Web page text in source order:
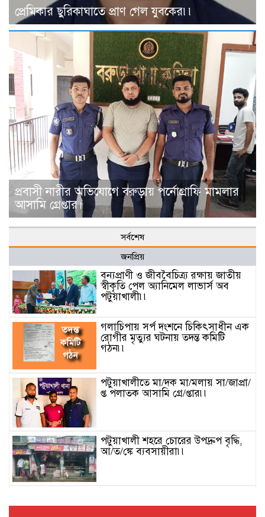
প্রেমিকার ছুরিকাঘাতে প্রাণ গেল যুবকের৷৷
প্রবাসী নারীর অভিযোগে বরুড়ায় পর্নোগ্রাফি মামলার
আসামি গ্রেপ্তার।
সর্বশেষ
জনপ্রিয়
বন্যপ্রাণী ও জীববৈচিত্র্য রক্ষায় জাতীয়
স্বীকৃতি পেল অ্যানিমেল লাভার্স অব
পটুয়াখালী৷৷
গলাচিপায় সর্প দংশনে চিকিৎসাধীন এক
রোগীর মৃত্যুর ঘটনায় তদন্ত কমিটি
গঠন৷৷
পটুয়াখালীতে মা/দক মা/মলায় সা/জাপ্রা/
প্ত পলাতক আসামি গ্রে/প্তার৷৷
পটুয়াখালী শহরে চোরের উপদ্রুপ বৃদ্ধি,
আ/ত/ঙ্কে ব্যবসায়ীরা৷৷
ওপর ট্রাক উঠে নিহত ২৷৷